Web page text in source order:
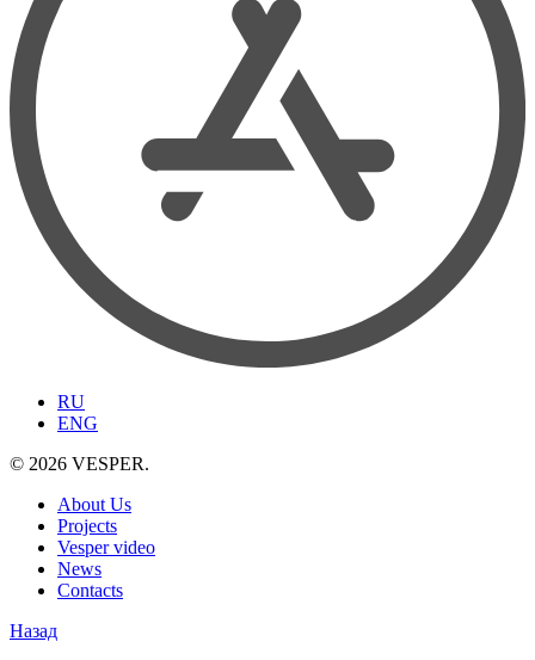
RU
ENG
© 2026 VESPER.
About Us
Projects
Vesper video
News
Contacts
Назад